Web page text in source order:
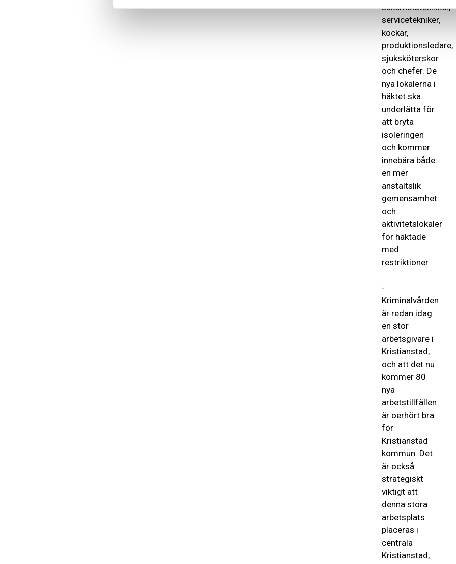
säkerhetstekniker,
servicetekniker,
kockar,
produktionsledare,
sjuksköterskor
och chefer. De
nya lokalerna i
häktet ska
underlätta för
att bryta
isoleringen
och kommer
innebära både
en mer
anstaltslik
gemensamhet
och
aktivitetslokaler
för häktade
med
restriktioner.
-
Kriminalvården
är redan idag
en stor
arbetsgivare i
Kristianstad,
och att det nu
kommer 80
nya
arbetstillfällen
är oerhört bra
för
Kristianstad
kommun. Det
är också
strategiskt
viktigt att
denna stora
arbetsplats
placeras i
centrala
Kristianstad,